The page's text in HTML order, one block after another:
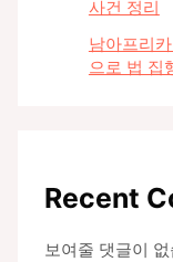
사건 정리
남아프리
으로 법 집
Recent
보여줄 댓글이